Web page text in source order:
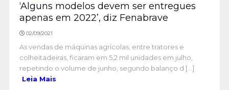
‘Alguns modelos devem ser entregues
apenas em 2022’, diz Fenabrave
02/09/2021
As vendas de máquinas agrícolas, entre tratores e
colheitadeiras, ficaram em 5,2 mil unidades em julho,
repetindo o volume de junho, segundo balanço d [...]
Leia Mais